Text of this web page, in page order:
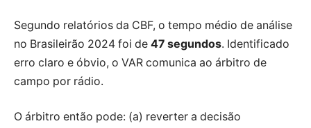
Segundo relatórios da CBF, o tempo médio de análise
no Brasileirão 2024 foi de 47 segundos. Identificado
erro claro e óbvio, o VAR comunica ao árbitro de
campo por rádio.
O árbitro então pode: (a) reverter a decisão